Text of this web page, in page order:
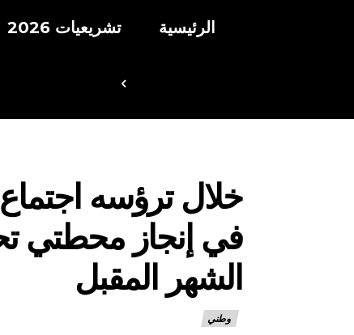
الرئيسية تشريعيات 2026
خلال ترؤسه
في إنجاز محطتي
الشهر المقبل
وطني